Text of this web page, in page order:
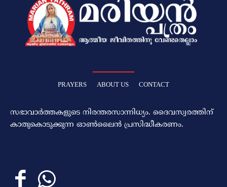
PRAYERS ABOUT US CONTACT
സഭാവാര്‍ത്തകളുടെ നിരന്തരസാന്നിധ്യം. ദൈവസ്വരത്തിന്‌
കാതുകൊടുക്കുന്ന ഓണ്‍ലൈന്‍ പ്രസിദ്ധീകരണം.